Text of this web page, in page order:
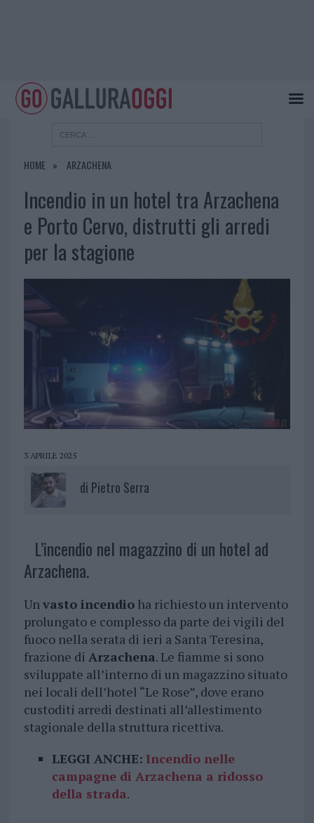
HOME ARZACHENA
Incendio in un hotel tra Arzachena
e Porto Cervo, distrutti gli arredi
per la stagione
3 APRILE 2025
di Pietro Serra
L’incendio nel magazzino di un hotel ad
Arzachena.
Unvasto incendioha richiesto un intervento
prolungato e complesso da parte dei vigili del
fuoco nella serata di ieri a Santa Teresina,
frazione di Arzachena. Le fiamme si sono
sviluppate all’interno di un magazzino situato
nei locali dell’hotel “Le Rose”, dove erano
custoditi arredi destinati all’allestimento
stagionale della struttura ricettiva.
LEGGI ANCHE: Incendio nelle
campagne di Arzachena a ridosso
della strada.